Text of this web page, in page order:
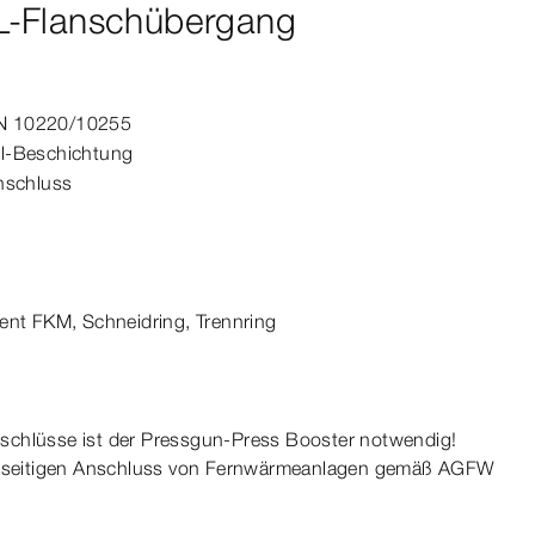
Flanschübergang
10220/10255
​Beschichtung
FKM, Schneidring, Trennring
ist der Pressgun-​Press Booster notwendig!
Anschluss von Fernwärmeanlagen gemäß AGFW